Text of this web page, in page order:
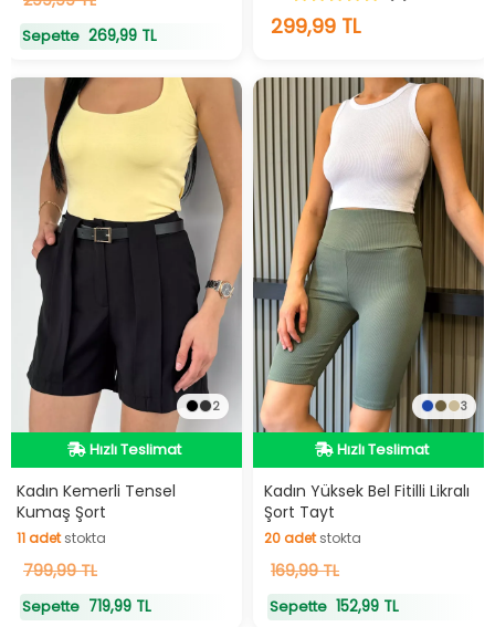
Sepette 269,99 TL 299,99 TL
2
Hızlı Teslimat
Hızlı Teslimat
Kadın Kemerli Tensel
Kumaş Şort
11adetstokta
11adetstokta
799,99 TL
Sepette 719,99 TL
3
Hızlı Teslimat
Hızlı Teslimat
Kadın Yüksek Bel Fitilli Likralı
Şort Tayt
20adetstokta
20adetstokta
169,99 TL
Sepette 152,99 TL